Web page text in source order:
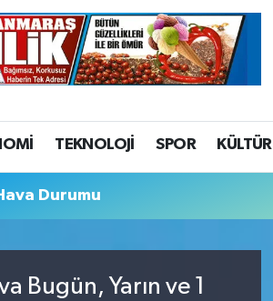
TEKNOLOJİ SPOR KÜLTÜR
Durumu
Bugün, Yarın ve 1
Durumu ve Fikstür